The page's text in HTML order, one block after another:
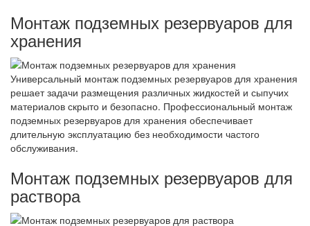
Монтаж подземных резервуаров для
хранения
Универсальный монтаж подземных резервуаров для хранения
решает задачи размещения различных жидкостей и сыпучих
материалов скрыто и безопасно. Профессиональный монтаж
подземных резервуаров для хранения обеспечивает
длительную эксплуатацию без необходимости частого
обслуживания.
Монтаж подземных резервуаров для
раствора